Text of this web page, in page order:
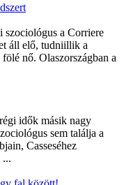
a Corriere
áll elő, tudniillik a
nő. Olaszországban a
idők másik nagy
sem találja a
Casseséhez
...